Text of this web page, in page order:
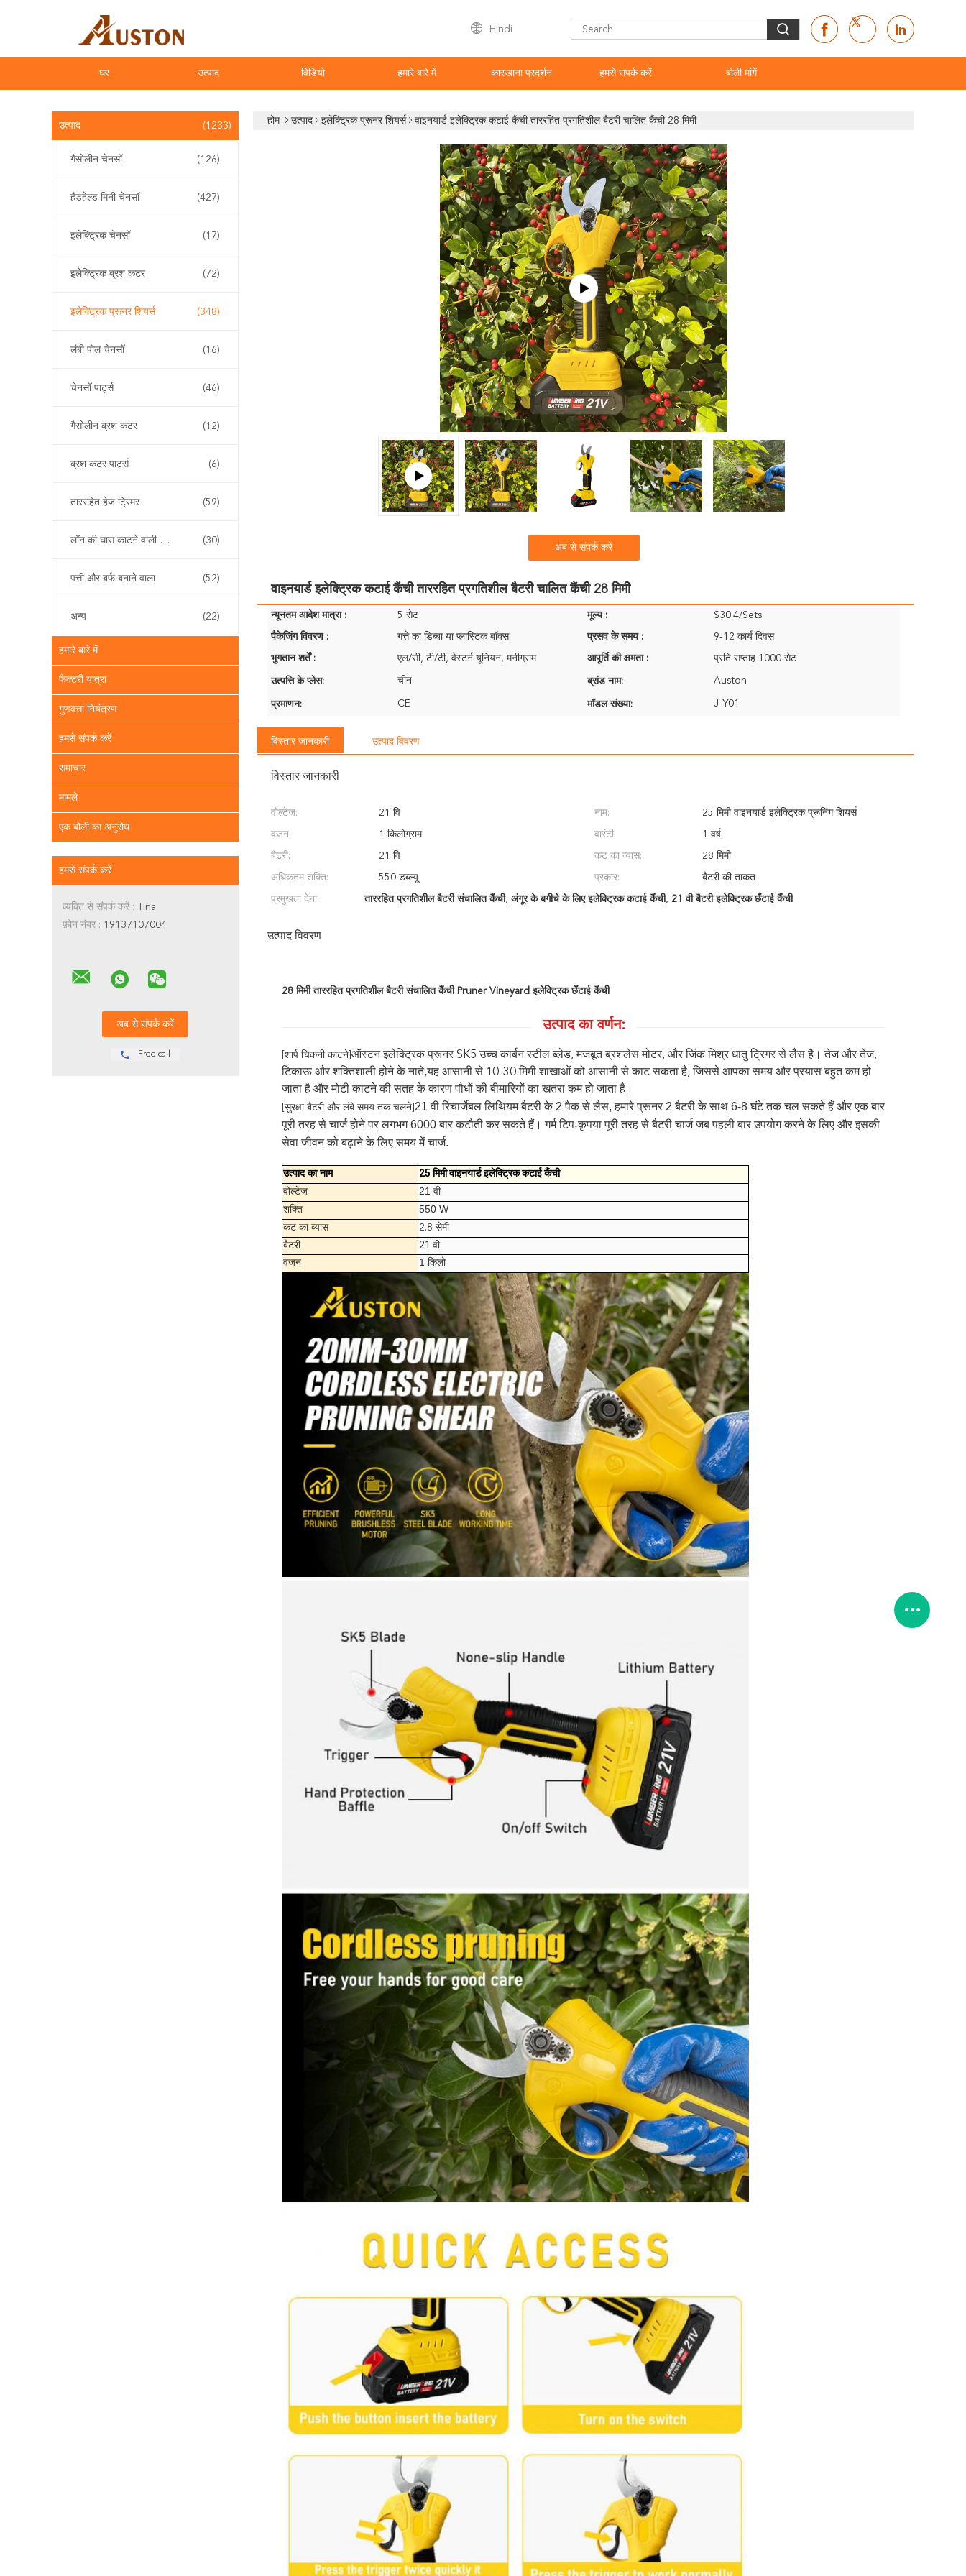
Hindi
घर उत्पाद विडियो हमारे बारे में कारखाना प्रदर्शन हमसे संपर्क करें बोली मांगें
उत्पाद (1233)
गैसोलीन चेनसॉ (126)
हैंडहेल्ड मिनी चेनसॉ (427)
इलेक्ट्रिक चेनसॉ (17)
इलेक्ट्रिक ब्रश कटर (72)
इलेक्ट्रिक प्रूनर शियर्स (348)
लंबी पोल चेनसॉ (16)
चेनसॉ पार्ट्स (46)
गैसोलीन ब्रश कटर (12)
ब्रश कटर पार्ट्स (6)
ताररहित हेज ट्रिमर (59)
लॉन की घास काटने वाली मशीन (30)
पत्ती और बर्फ बनाने वाला (52)
अन्य (22)
हमारे बारे में
फैक्टरी यात्रा
गुणवत्ता नियंत्रण
हमसे संपर्क करें
समाचार
मामले
एक बोली का अनुरोध
हमसे संपर्क करें
व्यक्ति से संपर्क करें : Tina
फ़ोन नंबर : 19137107004
Free call
होम उत्पाद इलेक्ट्रिक प्रूनर शियर्स वाइनयार्ड इलेक्ट्रिक कटाई कैंची ताररहित प्रगतिशील बैटरी चालित कैंची 28 मिमी
अब से संपर्क करें
वाइनयार्ड इलेक्ट्रिक कटाई कैंची ताररहित प्रगतिशील बैटरी चालित कैंची 28 मिमी
न्यूनतम आदेश मात्रा : 5 सेट मूल्य : $30.4/Sets
पैकेजिंग विवरण : गत्ते का डिब्बा या प्लास्टिक बॉक्स प्रसव के समय : 9-12 कार्य दिवस
भुगतान शर्तें : एल/सी, टी/टी, वेस्टर्न यूनियन, मनीग्राम आपूर्ति की क्षमता : प्रति सप्ताह 1000 सेट
उत्पत्ति के प्लेस: चीन ब्रांड नाम: Auston
प्रमाणन: CE मॉडल संख्या: J-Y01
विस्तार जानकारी उत्पाद विवरण
विस्तार जानकारी
वोल्टेज: 21 वि नाम: 25 मिमी वाइनयार्ड इलेक्ट्रिक प्रूनिंग शियर्स
वजन: 1 किलोग्राम वारंटी: 1 वर्ष
बैटरी: 21 वि कट का व्यास: 28 मिमी
अधिकतम शक्ति: 550 डब्ल्यू प्रकार: बैटरी की ताकत
प्रमुखता देना: ताररहित प्रगतिशील बैटरी संचालित कैंची, अंगूर के बगीचे के लिए इलेक्ट्रिक कटाई कैंची, 21 वी बैटरी इलेक्ट्रिक छँटाई कैंची
उत्पाद विवरण
28 मिमी ताररहित प्रगतिशील बैटरी संचालित कैंची Pruner Vineyard इलेक्ट्रिक छँटाई कैंची
उत्पाद का वर्णन:
[शार्प चिकनी काटने] ऑस्टन इलेक्ट्रिक प्रूनर SK5 उच्च कार्बन स्टील ब्लेड, मजबूत ब्रशलेस मोटर, और जिंक मिश्र धातु ट्रिगर से लैस है। तेज और तेज,
टिकाऊ और शक्तिशाली होने के नाते,यह आसानी से 10-30 मिमी शाखाओं को आसानी से काट सकता है, जिससे आपका समय और प्रयास बहुत कम हो
जाता है और मोटी काटने की सतह के कारण पौधों की बीमारियों का खतरा कम हो जाता है।
[सुरक्षा बैटरी और लंबे समय तक चलने] 21 वी रिचार्जेबल लिथियम बैटरी के 2 पैक से लैस, हमारे प्रूनर 2 बैटरी के साथ 6-8 घंटे तक चल सकते हैं और एक बार
पूरी तरह से चार्ज होने पर लगभग 6000 बार कटौती कर सकते हैं। गर्म टिपःकृपया पूरी तरह से बैटरी चार्ज जब पहली बार उपयोग करने के लिए और इसकी
सेवा जीवन को बढ़ाने के लिए समय में चार्ज.
उत्पाद का नाम
25 मिमी वाइनयार्ड इलेक्ट्रिक कटाई कैंची
वोल्टेज
21 वी
शक्ति
550 W
कट का व्यास 2.8 सेमी
बैटरी
21 वी
वजन
1 किलो